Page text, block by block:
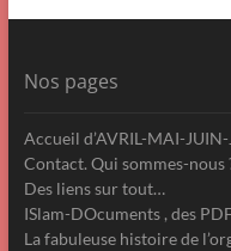
Nos pages
Accueil d’AVRIL-MAI-
Contact. Qui sommes-nous
Des liens sur tout…
ISlam-DOcuments , des
La fabuleuse histoire de